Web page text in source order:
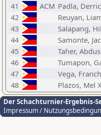
41
ACM Padla,
42
Reuyan,
43
Salapang,
44
Samonte,
45
Taher,
46
Tumapon,
47
Vega,
48
Plazos, Mel
Der Schachturnier-Ergebnis-
Impressum /